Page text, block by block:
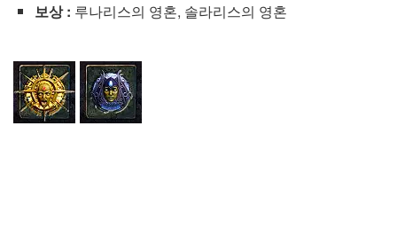
보상 : 루나리스의 영혼, 솔라리스의 영혼